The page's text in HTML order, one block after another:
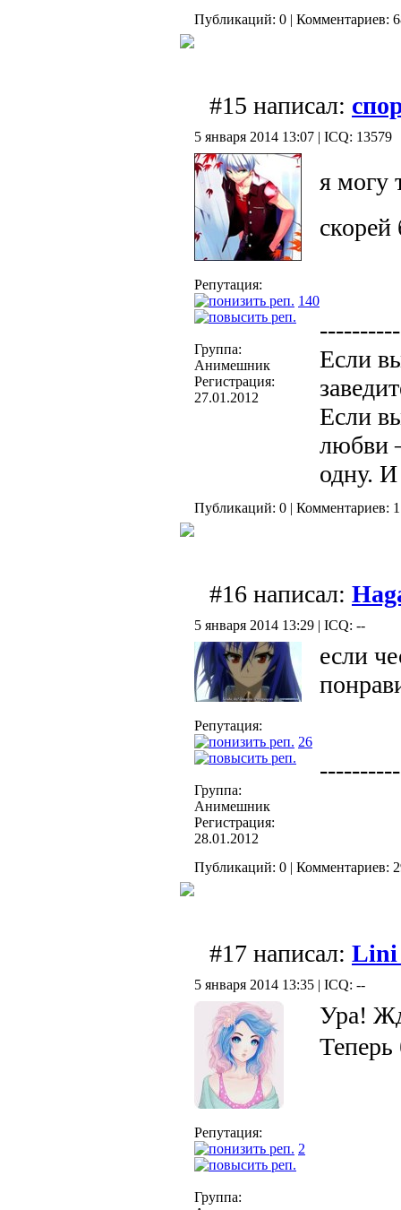
Публикаций: 0 | Комментариев:
#15 написал:
5 января 2014 13:07 | ICQ: 13579
Репутация:
140
Группа:
Анимешник
Регистрация:
27.01.2012
я могу
Если
Если
любви
одну.
Публикаций: 0 | Комментариев:
#16 написал:
5 января 2014 13:29 | ICQ: --
Репутация:
26
Группа:
Анимешник
Регистрация:
28.01.2012
если
Публикаций: 0 | Комментариев:
#17 написал:
5 января 2014 13:35 | ICQ: --
Репутация:
2
Группа:
Ура!